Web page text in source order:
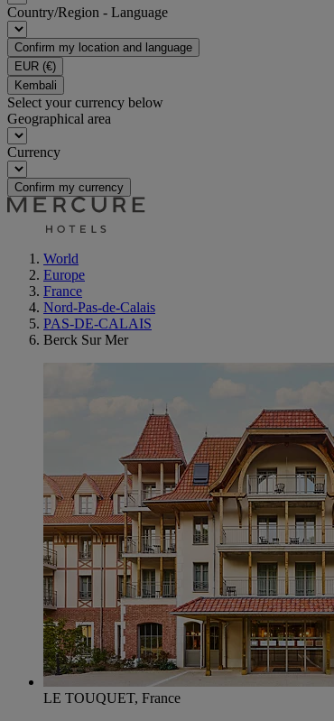
Country/Region - Language
Confirm my location and language
EUR (€)
Kembali
Select your currency below
Geographical area
Currency
Confirm my currency
World
Europe
France
Nord-Pas-de-Calais
PAS-DE-CALAIS
Berck Sur Mer
LE TOUQUET, France